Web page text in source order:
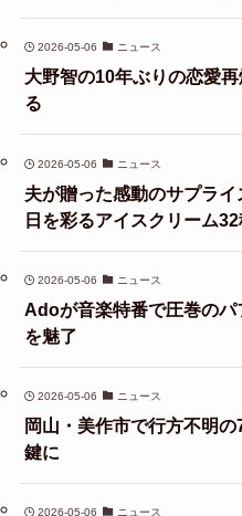
2026-05-06 ニュース
大野智の10年ぶりの恋愛
る
2026-05-06 ニュース
夫が贈った感動のサプラ
日を彩るアイスクリーム
2026-05-06 ニュース
Adoが音楽特番で圧巻の
を魅了
2026-05-06 ニュース
岡山・美作市で行方不明
鍵に
2026-05-06 ニュース